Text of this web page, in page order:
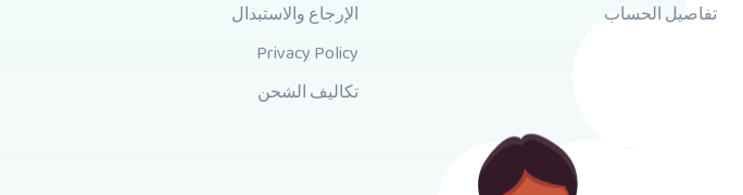
تفاصيل الحساب
الإرجاع والاستبدال
Privacy Policy
تكاليف الشحن